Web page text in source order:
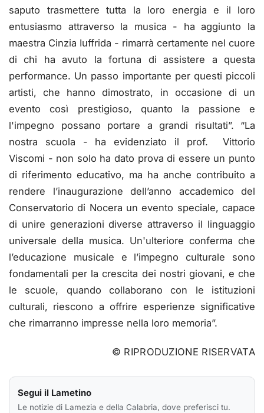
saputo trasmettere tutta la loro energia e il loro
entusiasmo attraverso la musica - ha aggiunto la
maestra Cinzia Iuffrida - rimarrà certamente nel cuore
di chi ha avuto la fortuna di assistere a questa
performance. Un passo importante per questi piccoli
artisti, che hanno dimostrato, in occasione di un
evento così prestigioso, quanto la passione e
l'impegno possano portare a grandi risultati”. “La
nostra scuola - ha evidenziato il prof. Vittorio
Viscomi - non solo ha dato prova di essere un punto
di riferimento educativo, ma ha anche contribuito a
rendere l’inaugurazione dell’anno accademico del
Conservatorio di Nocera un evento speciale, capace
di unire generazioni diverse attraverso il linguaggio
universale della musica. Un'ulteriore conferma che
l’educazione musicale e l’impegno culturale sono
fondamentali per la crescita dei nostri giovani, e che
le scuole, quando collaborano con le istituzioni
culturali, riescono a offrire esperienze significative
che rimarranno impresse nella loro memoria”.
© RIPRODUZIONE RISERVATA
Segui il Lametino
Le notizie di Lamezia e della Calabria, dove preferisci tu.